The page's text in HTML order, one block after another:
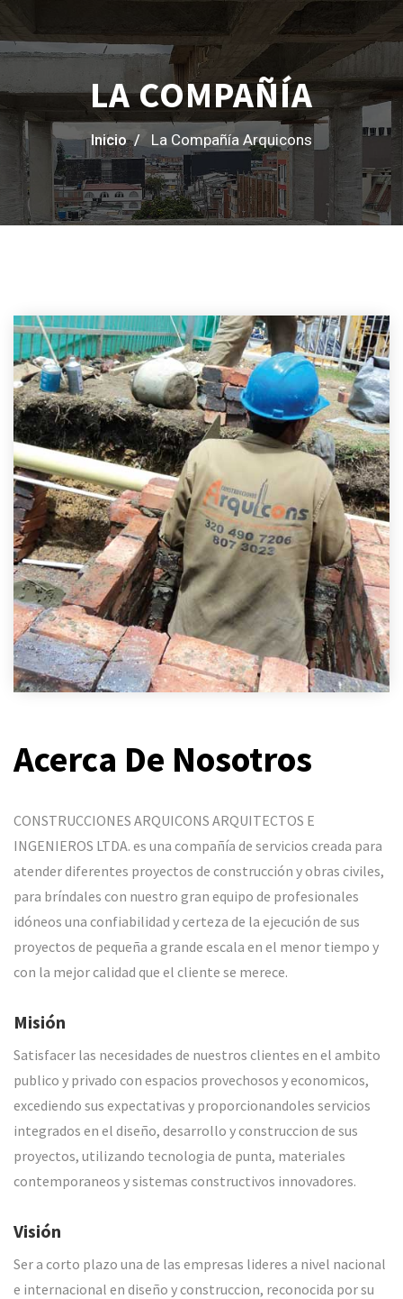
LA COMPAÑÍA
Inicio / La Compañía Arquicons
Acerca De Nosotros
CONSTRUCCIONES ARQUICONS ARQUITECTOS E
INGENIEROS LTDA. es una compañía de servicios creada para
atender diferentes proyectos de construcción y obras civiles,
para bríndales con nuestro gran equipo de profesionales
idóneos una confiabilidad y certeza de la ejecución de sus
proyectos de pequeña a grande escala en el menor tiempo y
con la mejor calidad que el cliente se merece.
Misión
Satisfacer las necesidades de nuestros clientes en el ambito
publico y privado con espacios provechosos y economicos,
excediendo sus expectativas y proporcionandoles servicios
integrados en el diseño, desarrollo y construccion de sus
proyectos, utilizando tecnologia de punta, materiales
contemporaneos y sistemas constructivos innovadores.
Visión
Ser a corto plazo una de las empresas lideres a nivel nacional
e internacional en diseño y construccion, reconocida por su